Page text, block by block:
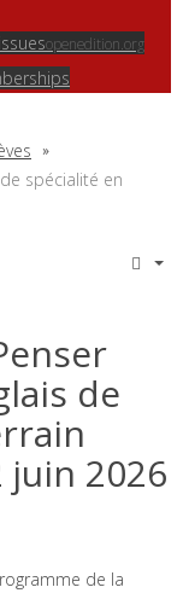
openedition.org
spécialité en
de
2026
de la